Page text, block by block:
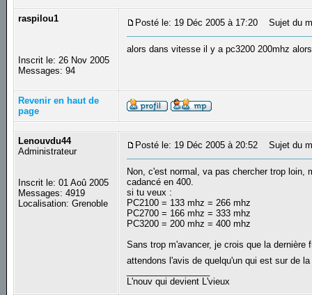
raspilou1
Inscrit le: 26 Nov 2005
Messages: 94
Posté le: 19 Déc 2005 à 17:20 Sujet du
alors dans vitesse il y a pc3200 200mhz
Revenir en haut de
page
Lenouvdu44
Administrateur
Inscrit le: 01 Aoû 2005
Messages: 4919
Localisation: Grenoble
Posté le: 19 Déc 2005 à 20:52 Sujet du
Non, c'est normal, va pas chercher trop
cadancé en 400.
si tu veux :
PC2100 = 133 mhz = 266 mhz
PC2700 = 166 mhz = 333 mhz
PC3200 = 200 mhz = 400 mhz
Sans trop m'avancer, je crois que la
attendons l'avis de quelqu'un qui est sur de
L'nouv qui devient L'vieux